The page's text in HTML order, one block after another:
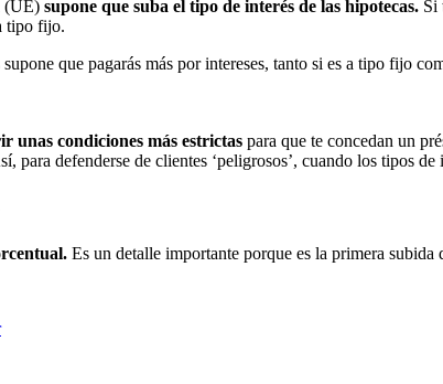
(UE) supone que suba el tipo de interés de las hipotecas. Si
tipo fijo.
que pagarás más por intereses, tanto si es a tipo fijo
unas condiciones más estrictas para que te concedan un
para defenderse de clientes ‘peligrosos’, cuando los tipos
Es un detalle importante porque es la primera